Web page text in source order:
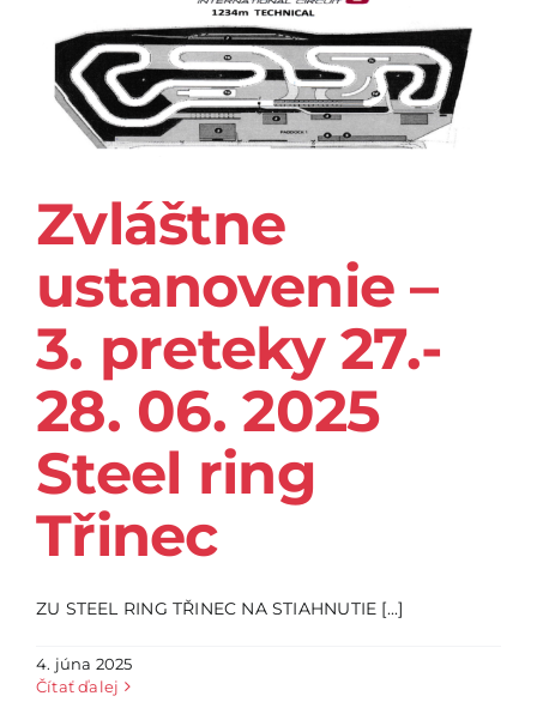
Zvláštne
ustanovenie –
3. preteky 27.-
28. 06. 2025
Steel ring
Třinec
ZU STEEL RING TŘINEC NA STIAHNUTIE [...]
4. júna 2025
Čítať ďalej